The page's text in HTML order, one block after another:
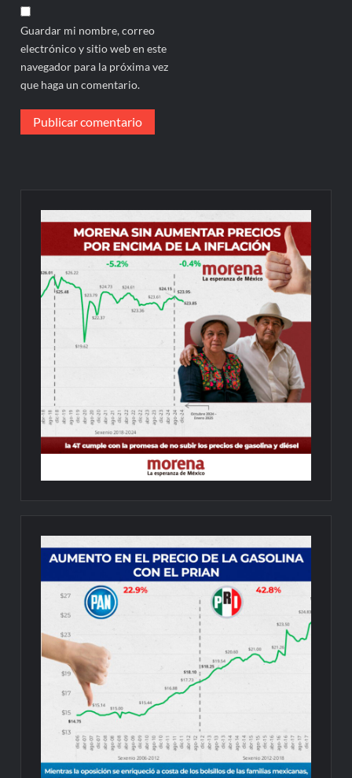
Guardar mi nombre, correo
electrónico y sitio web en este
navegador para la próxima vez
que haga un comentario.